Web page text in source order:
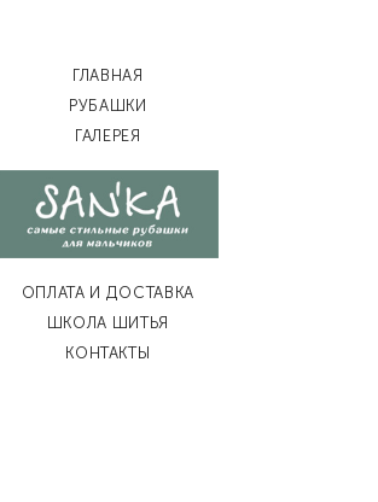
ГЛАВНАЯ
РУБАШКИ
ГАЛЕРЕЯ
ОПЛАТА И ДОСТАВКА
ШКОЛА ШИТЬЯ
КОНТАКТЫ